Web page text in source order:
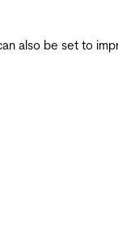
also be set to